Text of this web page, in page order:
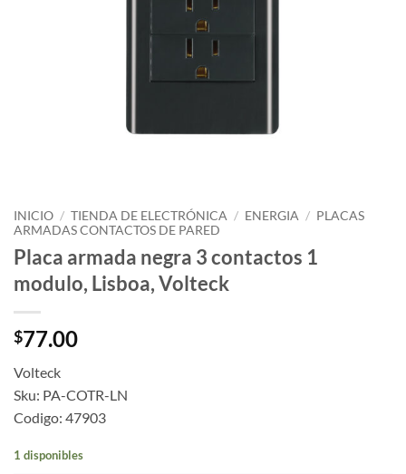
INICIO / TIENDA DE ELECTRÓNICA / ENERGIA / PLACAS
ARMADAS CONTACTOS DE PARED
Placa armada negra 3 contactos 1
modulo, Lisboa, Volteck
$77.00
Volteck
Sku: PA-COTR-LN
Codigo: 47903
1 disponibles